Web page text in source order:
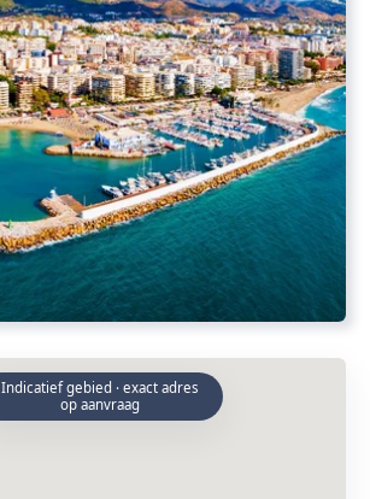
Indicatief gebied · exact adres
op aanvraag